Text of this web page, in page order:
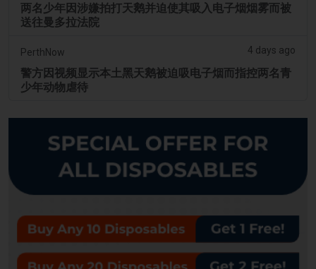
两名少年因涉嫌拍打天鹅并迫使其吸入电子烟烟雾而被
送往曼多拉法院
PerthNow 4 days ago
警方因视频显示本土黑天鹅被迫吸电子烟而指控两名青
少年动物虐待